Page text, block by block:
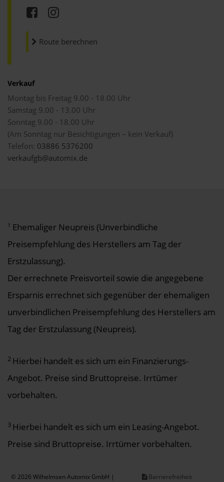
Route berechnen
Verkauf
Montag bis Freitag 9.00 - 18.00 Uhr
Samstag 9.00 - 13.00 Uhr
Sonntag 9.00 - 18.00 Uhr
(Am Sonntag nur Besichtigungen – kein Verkauf)
Telefon: 03886 5376200
verkaufgb@automix.de
1 Ehemaliger Neupreis (Unverbindliche
Preisempfehlung des Herstellers am Tag der
Erstzulassung).
Der errechnete Preisvorteil sowie die angegebene
Ersparnis errechnet sich gegenüber der ehemaligen
unverbindlichen Preisempfehlung des Herstellers am
Tag der Erstzulassung (Neupreis).
2 Hierbei handelt es sich um ein Finanzierungs-
Angebot. Preise sind Bruttopreise. Irrtümer
vorbehalten.
3 Hierbei handelt es sich um ein Leasing-Angebot.
Preise sind Bruttopreise. Irrtümer vorbehalten.
Barrierefreiheit
© 2026 Wilhelmsen Automix GmbH |